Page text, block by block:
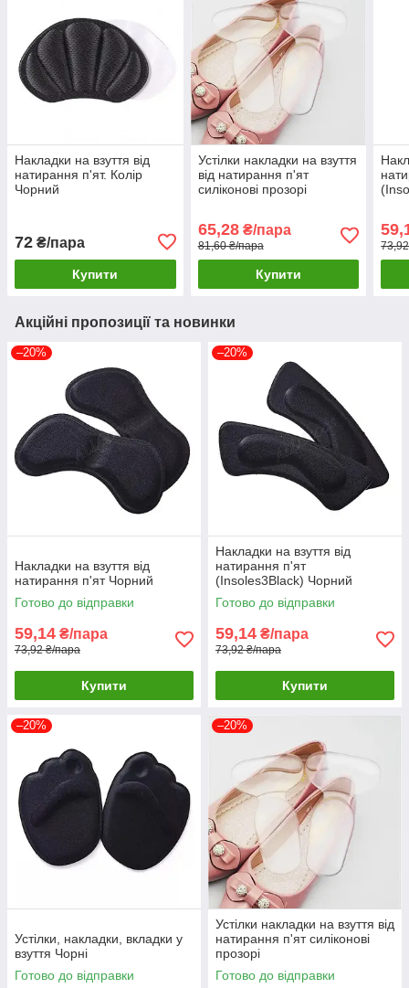
Накладки на взуття від
натирання п'ят. Колір
Чорний
72 ₴/пара
Купити
Устілки накладки на взуття
від натирання п'ят
силіконові прозорі
65,28₴/пара
81,60 ₴/пара
Купити
Акційні пропозиції та новинки
–20%
Накладки на взуття від
натирання п'ят Чорний
Готово до відправки
59,14 ₴/пара
73,92 ₴/пара
Купити
–20%
Накладки на взуття від
натирання п'ят
(Insoles3Black) Чорний
Готово до відправки
59,14 ₴/пара
73,92 ₴/пара
Купити
–20%
Устілки, накладки, вкладки у
взуття Чорні
Готово до відправки
–20%
Устілки накладки на взуття від
натирання п'ят силіконові
прозорі
Готово до відправки